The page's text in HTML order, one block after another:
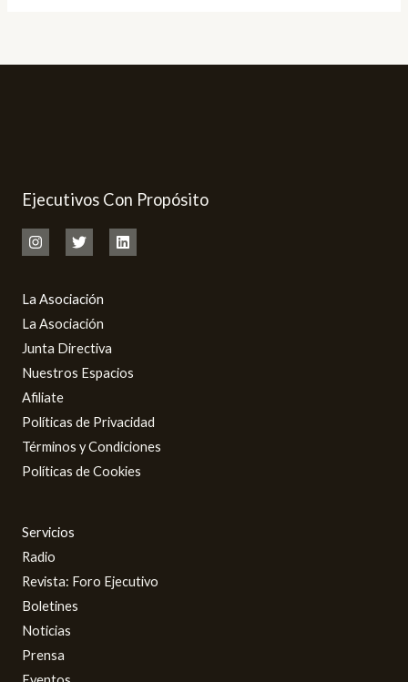
Ejecutivos Con Propósito
La Asociación
La Asociación
Junta Directiva
Nuestros Espacios
Afiliate
Políticas de Privacidad
Términos y Condiciones
Políticas de Cookies
Servicios
Radio
Revista: Foro Ejecutivo
Boletines
Noticias
Prensa